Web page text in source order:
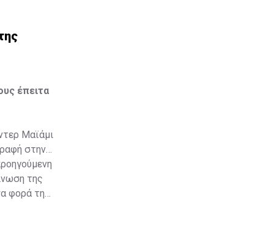
έπειτα
Μαϊάμι
στην
της
φορά τη